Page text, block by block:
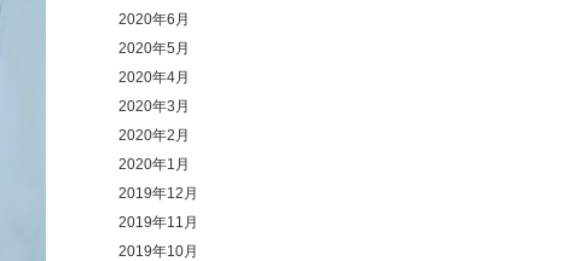
2020年6月
2020年5月
2020年4月
2020年3月
2020年2月
2020年1月
2019年12月
2019年11月
2019年10月